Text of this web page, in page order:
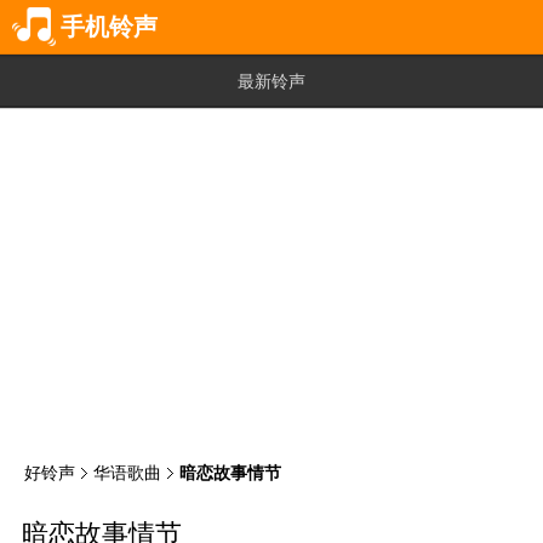
手机铃声
最新铃声
好铃声 华语歌曲 暗恋故事情节
暗恋故事情节